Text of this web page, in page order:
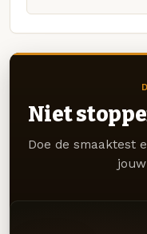
Niet
Doe de smaaktest